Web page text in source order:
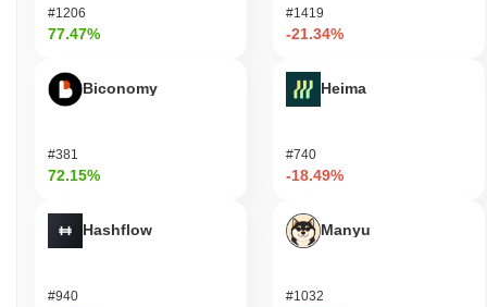
#1206
77.47%
Biconomy
#381
72.15%
Hashflow
#940
#1419
-21.34%
Heima
#740
-18.49%
Manyu
#1032